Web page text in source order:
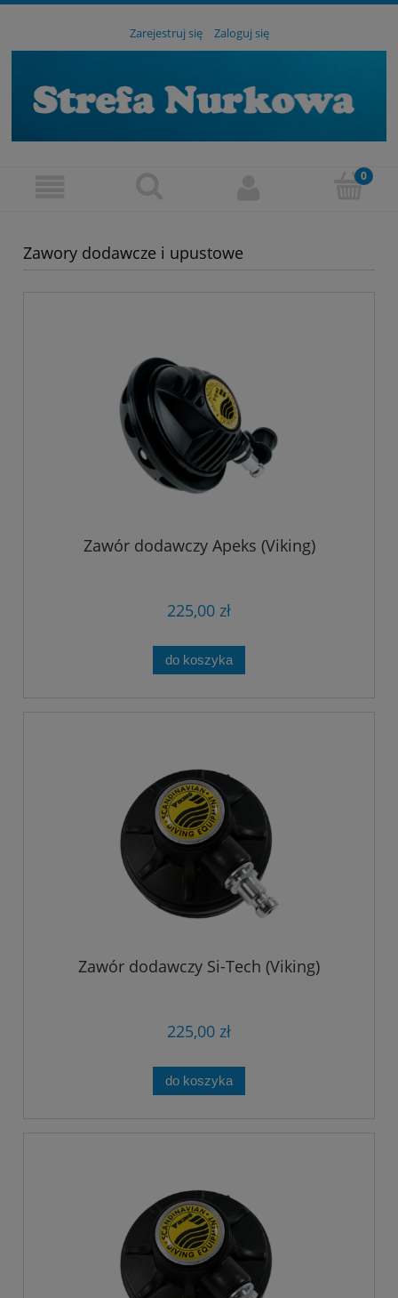
Zarejestruj się Zaloguj się
Zawory dodawcze i upustowe
Zawór dodawczy Apeks (Viking)
225,00 zł
do koszyka
Zawór dodawczy Si-Tech (Viking)
225,00 zł
do koszyka